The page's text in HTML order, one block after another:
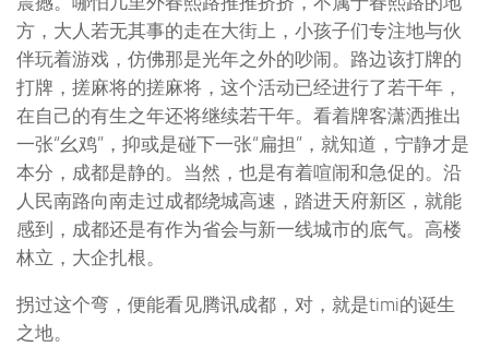
武侯祠里住的是谁？诸葛孔明和刘玄德。当然这座祠主
要是纪念前者的。诸葛孔明谓谁？建立蜀汉，后继正统
的有功之臣。一身“淡泊以明志”，一心“宁静以致远”。成
都最终还是留下了丞相的那份简静与务实。真正的徜徉
在成都老城区里，会被这偌大的都市之中饱含的平静所
震撼。哪怕几里外春熙路推推挤挤，不属于春熙路的地
方，大人若无其事的走在大街上，小孩子们专注地与伙
伴玩着游戏，仿佛那是光年之外的吵闹。路边该打牌的
打牌，搓麻将的搓麻将，这个活动已经进行了若干年，
在自己的有生之年还将继续若干年。看着牌客潇洒推出
一张“幺鸡”，抑或是碰下一张“扁担”，就知道，宁静才是
本分，成都是静的。当然，也是有着喧闹和急促的。沿